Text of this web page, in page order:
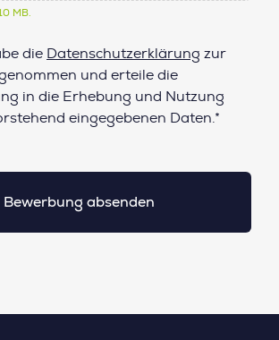
MB.
die Datenschutzerklärung zur
und erteile die
in die Erhebung und Nutzung
eingegebenen Daten.*